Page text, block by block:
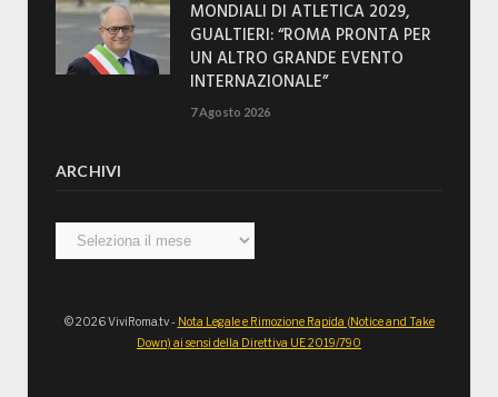
MONDIALI DI ATLETICA 2029,
GUALTIERI: “ROMA PRONTA PER
UN ALTRO GRANDE EVENTO
INTERNAZIONALE”
7 Agosto 2026
ARCHIVI
Archivi
© 2026 ViviRoma.tv - Nota Legale e Rimozione Rapida (Notice and Take
Down) ai sensi della Direttiva UE 2019/790